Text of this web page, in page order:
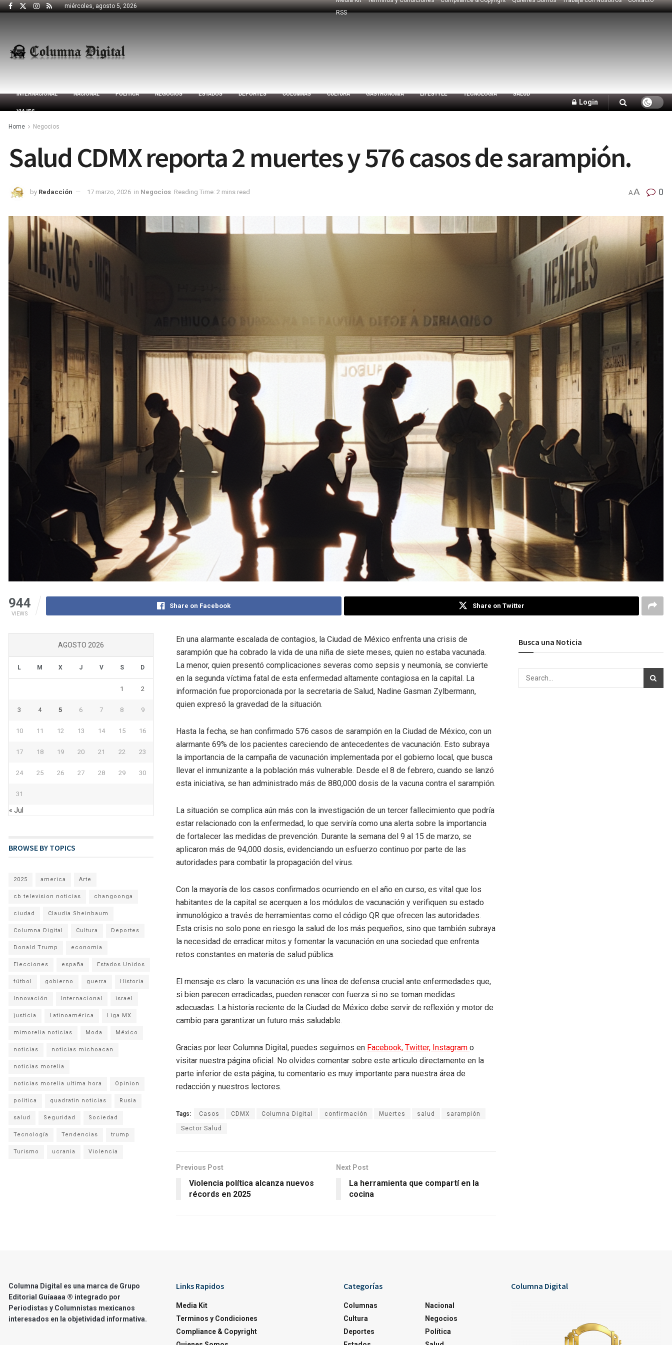
miércoles, agosto 5, 2026
RSS
INTERNACIONAL NACIONAL POLÍTICA NEGOCIOS ESTADOS DEPORTES COLUMNAS CULTURA GASTRONOMÍA LIFESTYLE TECNOLOGÍA SALUD
VIAJES
Login
Home Negocios
Salud CDMX reporta 2 muertes y 576 casos de sarampión.
by Redacción 17 marzo, 2026 in Negocios Reading Time: 2 mins read AA 0
944
VIEWS
Share on Facebook Share on Twitter
En una alarmante escalada de contagios, la Ciudad de México enfrenta una crisis de
sarampión que ha cobrado la vida de una niña de siete meses, quien no estaba vacunada.
La menor, quien presentó complicaciones severas como sepsis y neumonía, se convierte
en la segunda víctima fatal de esta enfermedad altamente contagiosa en la capital. La
información fue proporcionada por la secretaria de Salud, Nadine Gasman Zylbermann,
quien expresó la gravedad de la situación.
Hasta la fecha, se han confirmado 576 casos de sarampión en la Ciudad de México, con un
alarmante 69% de los pacientes careciendo de antecedentes de vacunación. Esto subraya
la importancia de la campaña de vacunación implementada por el gobierno local, que busca
llevar el inmunizante a la población más vulnerable. Desde el 8 de febrero, cuando se lanzó
esta iniciativa, se han administrado más de 880,000 dosis de la vacuna contra el sarampión.
La situación se complica aún más con la investigación de un tercer fallecimiento que podría
estar relacionado con la enfermedad, lo que serviría como una alerta sobre la importancia
de fortalecer las medidas de prevención. Durante la semana del 9 al 15 de marzo, se
aplicaron más de 94,000 dosis, evidenciando un esfuerzo continuo por parte de las
autoridades para combatir la propagación del virus.
Con la mayoría de los casos confirmados ocurriendo en el año en curso, es vital que los
habitantes de la capital se acerquen a los módulos de vacunación y verifiquen su estado
inmunológico a través de herramientas como el código QR que ofrecen las autoridades.
Esta crisis no solo pone en riesgo la salud de los más pequeños, sino que también subraya
la necesidad de erradicar mitos y fomentar la vacunación en una sociedad que enfrenta
retos constantes en materia de salud pública.
El mensaje es claro: la vacunación es una línea de defensa crucial ante enfermedades que,
si bien parecen erradicadas, pueden renacer con fuerza si no se toman medidas
adecuadas. La historia reciente de la Ciudad de México debe servir de reflexión y motor de
cambio para garantizar un futuro más saludable.
Gracias por leer Columna Digital, puedes seguirnos en Facebook, Twitter, Instagram o
visitar nuestra página oficial. No olvides comentar sobre este articulo directamente en la
parte inferior de esta página, tu comentario es muy importante para nuestra área de
redacción y nuestros lectores.
Tags: Casos CDMX Columna Digital confirmación Muertes salud sarampión
Sector Salud
Previous Post
Violencia política alcanza nuevos
récords en 2025
Next Post
La herramienta que compartí en la
cocina
AGOSTO 2026
L M X J V S D
1 2
3 4 5 6 7 8 9
10 11 12 13 14 15 16
17 18 19 20 21 22 23
24 25 26 27 28 29 30
31
« Jul
BROWSE BY TOPICS
2025 america Arte
cb television noticias changoonga
ciudad Claudia Sheinbaum
Columna Digital Cultura Deportes
Donald Trump economia
Elecciones españa Estados Unidos
fútbol gobierno guerra Historia
Innovación Internacional israel
justicia Latinoamérica Liga MX
mimorelia noticias Moda México
noticias noticias michoacan
noticias morelia
noticias morelia ultima hora Opinion
politica quadratin noticias Rusia
salud Seguridad Sociedad
Tecnología Tendencias trump
Turismo ucrania Violencia
Busca una Noticia
Columna Digital es una marca de Grupo
Editorial Guíaaaa ® integrado por
Periodistas y Columnistas mexicanos
interesados en la objetividad informativa.
Links Rapidos
Media Kit
Terminos y Condiciones
Compliance & Copyright
Categorías
Columnas
Cultura
Deportes
Nacional
Negocios
Política
Columna Digital